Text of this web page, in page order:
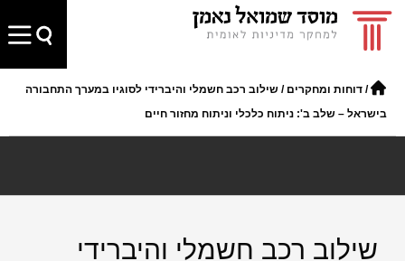
/ דוחות ומחקרים / שילוב רכב חשמלי והיברידי לסוגיו במערך התחבורה
בישראל – שלב ב': ניתוח כלכלי וניתוח מחזור חיים
שילוב רכב חשמלי והיברידי